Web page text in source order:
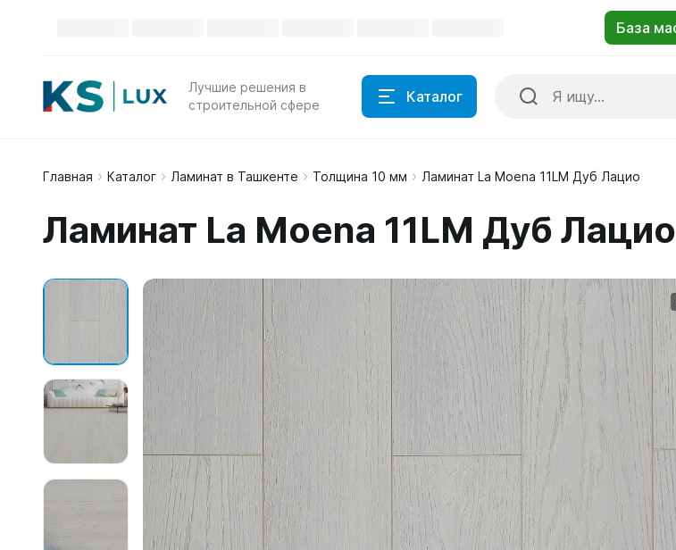
Лучшие решения в
строительной сфере
Каталог
Главная Каталог Ламинат в Ташкенте Толщина 10 мм Ламинат La Moena 11LM Дуб Лацио
Ламинат La Moena 11LM Дуб Лацио